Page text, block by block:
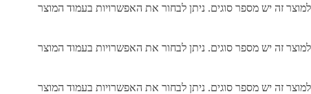
למוצר זה יש מספר סוגים. ניתן לבחור את האפשרויות בעמוד המוצר
למוצר זה יש מספר סוגים. ניתן לבחור את האפשרויות בעמוד המוצר
למוצר זה יש מספר סוגים. ניתן לבחור את האפשרויות בעמוד המוצר